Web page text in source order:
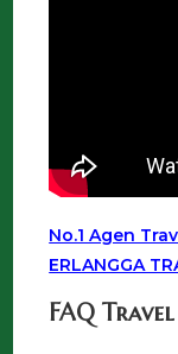
No.1 Agen
ERLANGGA
FAQ